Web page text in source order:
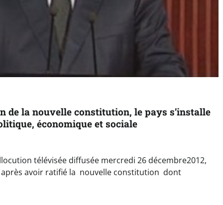
de la nouvelle constitution, le pays s’installe
économique et sociale
télévisée diffusée mercredi 26 décembre2012,
avoir ratifié la nouvelle constitution dont